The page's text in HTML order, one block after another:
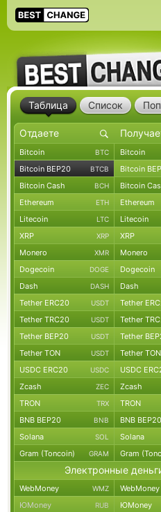
Таблица Список
Bitcoin BTC Bitcoin
Bitcoin BEP20 BTCB Bitcoin
Bitcoin Cash BCH Bitcoin
Ethereum ETH Ethereum
Litecoin LTC Litecoin
XRP XRP XRP
Monero XMR Monero
Dogecoin DOGE Dogecoin
Dash DASH Dash
Tether ERC20 USDT Tether
Tether TRC20 USDT Tether
Tether BEP20 USDT Tether
Tether TON USDT Tether TON
USDC ERC20 USDC USDC
Zcash ZEC Zcash
TRON TRX TRON
BNB BEP20 BNB BNB BEP20
Solana SOL Solana
Gram (Toncoin) GRAM Gram
Электронные
WebMoney WMZ WebMoney
ЮMoney RUB ЮMoney